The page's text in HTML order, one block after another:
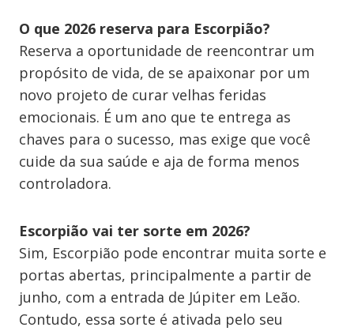
O que 2026 reserva para Escorpião?
Reserva a oportunidade de reencontrar um
propósito de vida, de se apaixonar por um
novo projeto de curar velhas feridas
emocionais. É um ano que te entrega as
chaves para o sucesso, mas exige que você
cuide da sua saúde e aja de forma menos
controladora.
Escorpião vai ter sorte em 2026?
Sim, Escorpião pode encontrar muita sorte e
portas abertas, principalmente a partir de
junho, com a entrada de Júpiter em Leão.
Contudo, essa sorte é ativada pelo seu